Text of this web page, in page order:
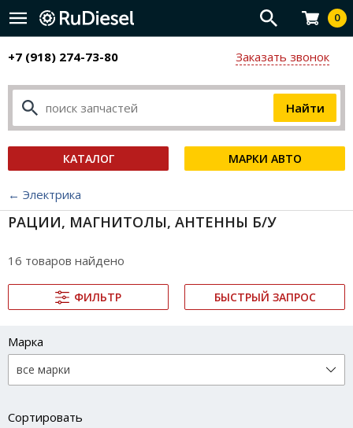
0
+7 (918) 274-73-80 Заказать звонок
КАТАЛОГ МАРКИ АВТО
← Электрика
РАЦИИ, МАГНИТОЛЫ, АНТЕННЫ Б/У
16 товаров найдено
ФИЛЬТР БЫСТРЫЙ ЗАПРОС
Марка
Сортировать